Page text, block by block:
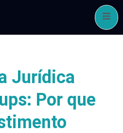
Jurídica
Por que